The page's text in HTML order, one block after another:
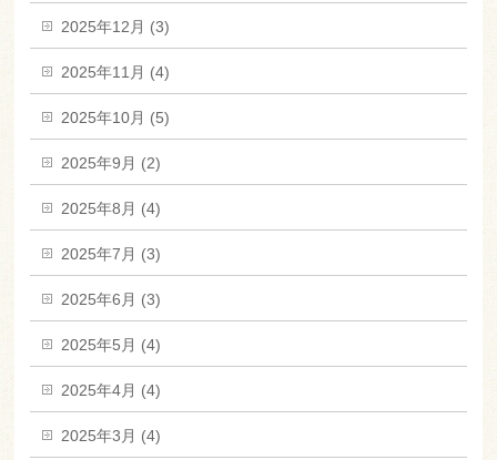
2025年12月 (3)
2025年11月 (4)
2025年10月 (5)
2025年9月 (2)
2025年8月 (4)
2025年7月 (3)
2025年6月 (3)
2025年5月 (4)
2025年4月 (4)
2025年3月 (4)